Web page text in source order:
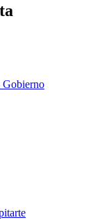
Gobierno